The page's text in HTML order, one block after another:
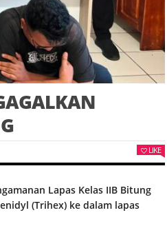
LIKE
Lapas Kelas IIB Bitung
(Trihex) ke dalam lapas